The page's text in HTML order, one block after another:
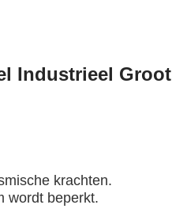
Industrieel Groot
krachten.
wordt beperkt.